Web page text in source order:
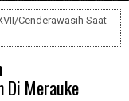
Cenderawasih Saat
Di Merauke